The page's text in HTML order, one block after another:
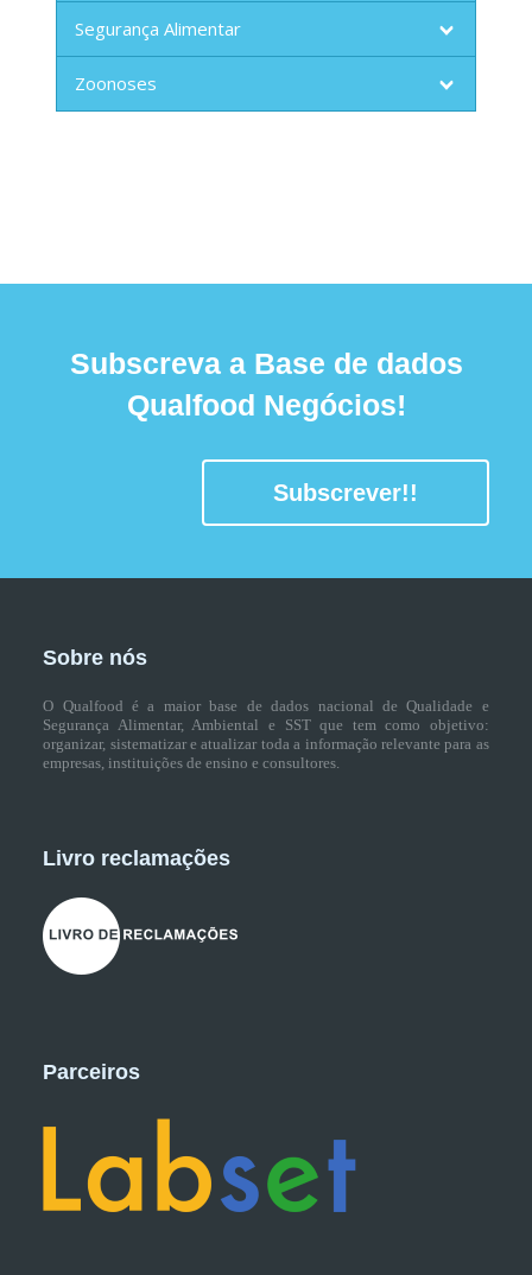
Segurança Alimentar
Zoonoses
Subscreva a Base de dados
Qualfood Negócios!
Subscrever!!
Sobre nós
O Qualfood é a maior base de dados nacional de Qualidade e
Segurança Alimentar, Ambiental e SST que tem como objetivo:
organizar, sistematizar e atualizar toda a informação relevante para as
empresas, instituições de ensino e consultores.
Livro reclamações
Parceiros